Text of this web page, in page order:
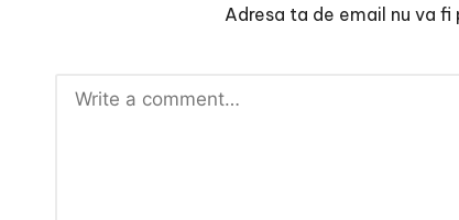
Adresa ta de email nu va fi